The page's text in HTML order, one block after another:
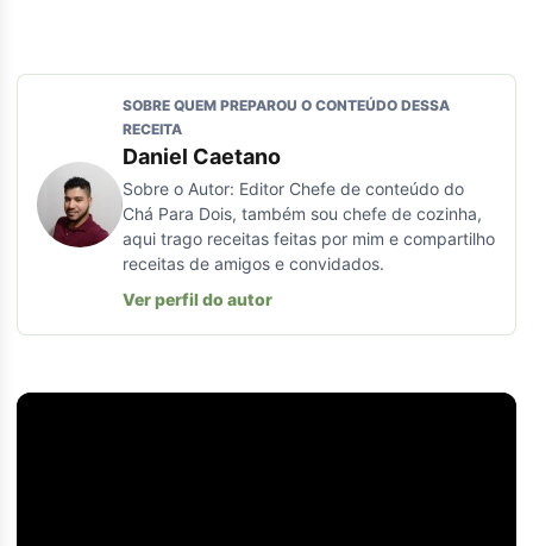
SOBRE QUEM PREPAROU O CONTEÚDO DESSA
RECEITA
Daniel Caetano
Sobre o Autor: Editor Chefe de conteúdo do
Chá Para Dois, também sou chefe de cozinha,
aqui trago receitas feitas por mim e compartilho
receitas de amigos e convidados.
Ver perfil do autor